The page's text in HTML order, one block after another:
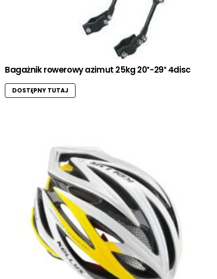
Bagażnik rowerowy azimut 25kg 20″-29″ 4disc
DOSTĘPNY TUTAJ